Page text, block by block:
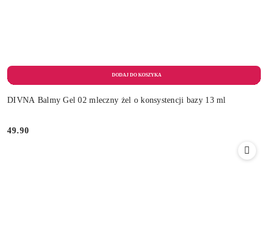
DIVNA Balmy Gel 02 mleczny żel o konsystencji bazy 13 ml
Cena:
49.90